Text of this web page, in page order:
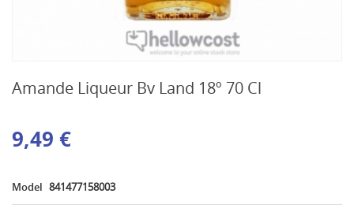
Amande Liqueur Bv Land 18º 70 Cl
9,49 €
Model 841477158003